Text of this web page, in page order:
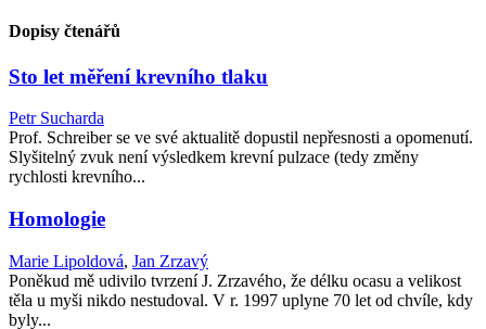
Dopisy čtenářů
Sto let měření krevního tlaku
Petr Sucharda
Prof. Schreiber se ve své aktualitě dopustil nepřesnosti a opomenutí.
Slyšitelný zvuk není výsledkem krevní pulzace (tedy změny
rychlosti krevního...
Homologie
Marie Lipoldová, Jan Zrzavý
Poněkud mě udivilo tvrzení J. Zrzavého, že délku ocasu a velikost
těla u myši nikdo nestudoval. V r. 1997 uplyne 70 let od chvíle, kdy
byly...